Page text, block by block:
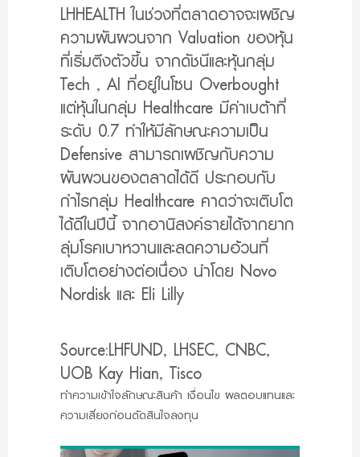
LHHEALTH ในช่วงที่ตลาดอาจจะเผชิญ
ความผันผวนจาก Valuation ของหุ้น
ที่เริ่มตึงตัวขึ้น จากดัชนีและหุ้นกลุ่ม
Tech , AI ที่อยู่ในโซน Overbought
แต่หุ้นในกลุ่ม Healthcare มีค่าเบต้าที่
ระดับ 0.7 ทำให้มีลักษณะความเป็น
Defensive สามารถเผชิญกับความ
ผันผวนของตลาดได้ดี ประกอบกับ
กำไรกลุ่ม Healthcare คาดว่าจะเติบโต
ได้ดีในปีนี้ จากอานิสงค์รายได้จากยาก
ลุ่มโรคเบาหวานและลดความอ้วนที่
เติบโตอย่างต่อเนื่อง นำโดย Novo
Nordisk และ Eli Lilly
Source:LHFUND, LHSEC, CNBC,
UOB Kay Hian, Tisco
ทำความเข้าใจลักษณะสินค้า เงื่อนไข ผลตอบแทนและ
ความเสี่ยงก่อนตัดสินใจลงทุน